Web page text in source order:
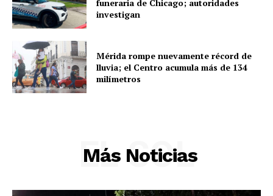
funeraria de Chicago; autoridades
investigan
Mérida rompe nuevamente récord de
lluvia; el Centro acumula más de 134
milímetros
Más Noticias
EL SOL